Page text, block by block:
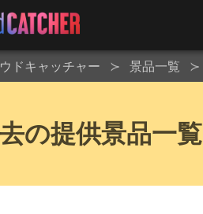
ドキャッチャー 景品一覧
の提供景品一覧